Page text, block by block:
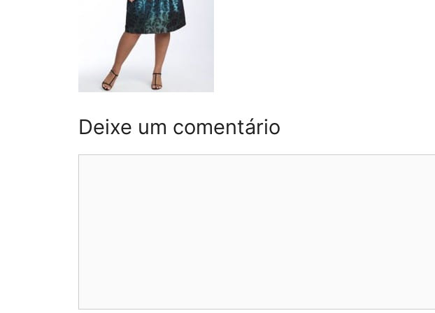
Deixe um comentário